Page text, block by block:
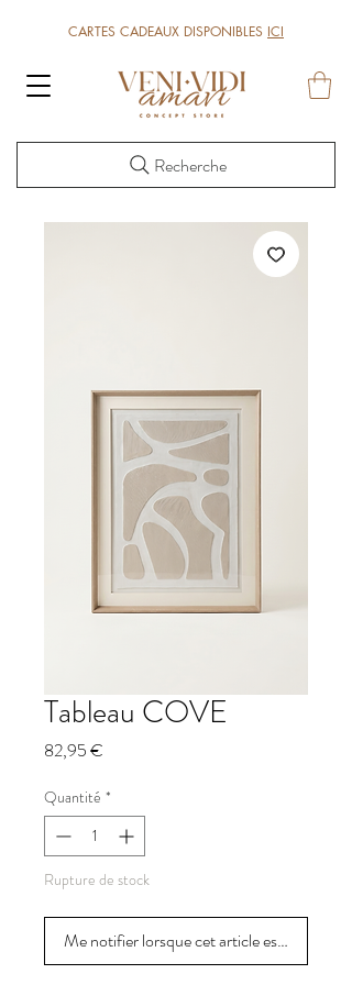
CARTES CADEAUX DISPONIBLES ICI
Recherche
Tableau COVE
82,95 €
Quantité *
Rupture de stock
Me notifier lorsque cet article est disponible